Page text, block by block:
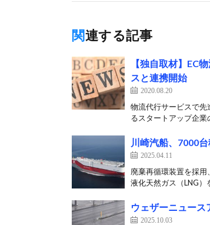
関連する記事
【独自取材】EC
スと連携開始
2020.08.20
物流代行サービスで先
るスタートアップ企
川崎汽船、7000
2025.04.11
廃棄再循環装置を採
液化天然ガス（LNG
ウェザーニュー
2025.10.03